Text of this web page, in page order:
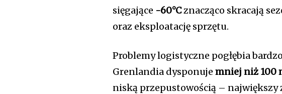
sięgające -60°Cznacząco skracają
oraz eksploatację sprzętu.
Problemy logistyczne pogłębia
Grenlandia dysponujemniej niż 100
niską przepustowością – największy